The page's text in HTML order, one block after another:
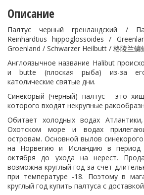
Описание
Палтус черный гренландский /
Reinhardtius hippoglossoides /
Groenland / Schwarzer Heilbutt / 格陵兰鳙
Англоязычное название Halibut
и butte (плоская рыба) из-за
католические святые дни.
Синекорый (черный) палтус - это
которого входят некрупные
Обитает холодных водах Атлантики,
Охотском море и водах
островам. Основной вылов
на Норвегию и Исландию в
октября до ухода на нерест.
возможна круглый год за счет
при температуре -18. Поэтому в
круглый год купить палтуса с